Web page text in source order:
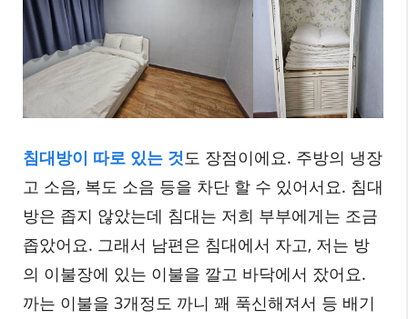
침대방이 따로 있는 것 도 장점이에요. 주방의 냉장
고 소음, 복도 소음 등을 차단 할 수 있어서요. 침대
방은 좁지 않았는데 침대는 저희 부부에게는 조금
좁았어요. 그래서 남편은 침대에서 자고, 저는 방
의 이불장에 있는 이불을 깔고 바닥에서 잤어요.
까는 이불을 3개정도 까니 꽤 푹신해져서 등 배기